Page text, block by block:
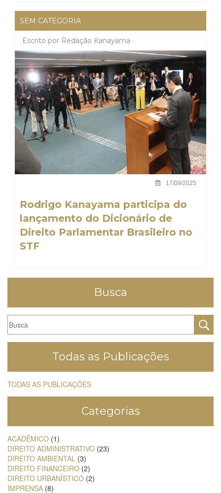
SEM CATEGORIA
Escrito por Redação Kanayama
17/09/2025
Rodrigo Kanayama participa do
lançamento do Dicionário de
Direito Parlamentar Brasileiro no
STF
Busca
Todas as Publicações
TODAS AS PUBLICAÇÕES
Categorias
ACADÊMICO (1)
DIREITO ADMINISTRATIVO (23)
DIREITO AMBIENTAL (3)
DIREITO FINANCEIRO (2)
DIREITO URBANÍSTICO (2)
IMPRENSA (8)